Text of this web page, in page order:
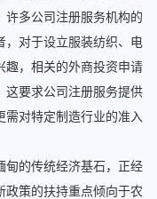
许多公司注册服务机构的
，对于设立服装纺织、电
趣，相关的外商投资申请
这要求公司注册服务提供
对特定制造行业的准入
的传统经济基石，正经
政策的扶持重点倾向于农